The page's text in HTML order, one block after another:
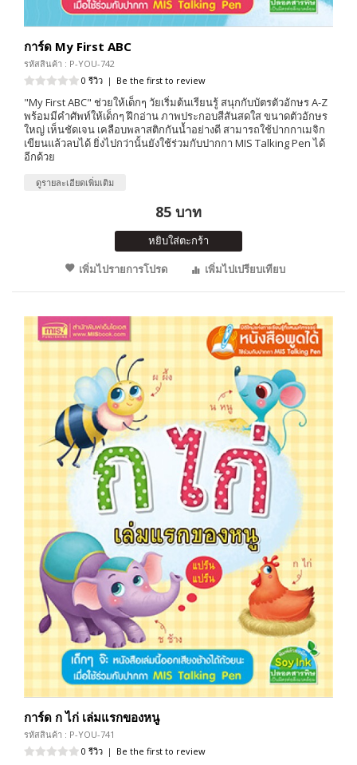
การ์ด My First ABC
รหัสสินค้า : P-YOU-742
0 รีวิว | Be the first to review
"My First ABC" ช่วยให้เด็กๆ วัยเริ่มต้นเรียนรู้ สนุกกับบัตรตัวอักษร A-Z
พร้อมมีคำศัพท์ให้เด็กๆ ฝึกอ่าน ภาพประกอบสีสันสดใส ขนาดตัวอักษร
ใหญ่ เห็นชัดเจน เคลือบพลาสติกกันน้ำอย่างดี สามารถใช้ปากกาเมจิก
เขียนแล้วลบได้ ยิ่งไปกว่านั้นยังใช้ร่วมกับปากกา MIS Talking Pen ได้
อีกด้วย
ดูรายละเอียดเพิ่มเติม
85 บาท
หยิบใส่ตะกร้า
เพิ่มไปรายการโปรด
เพิ่มไปเปรียบเทียบ
การ์ด ก ไก่ เล่มแรกของหนู
รหัสสินค้า : P-YOU-741
0 รีวิว | Be the first to review